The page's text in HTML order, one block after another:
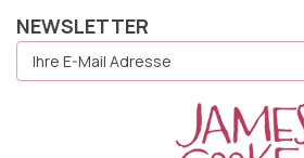
NEWSLETTER
Mail